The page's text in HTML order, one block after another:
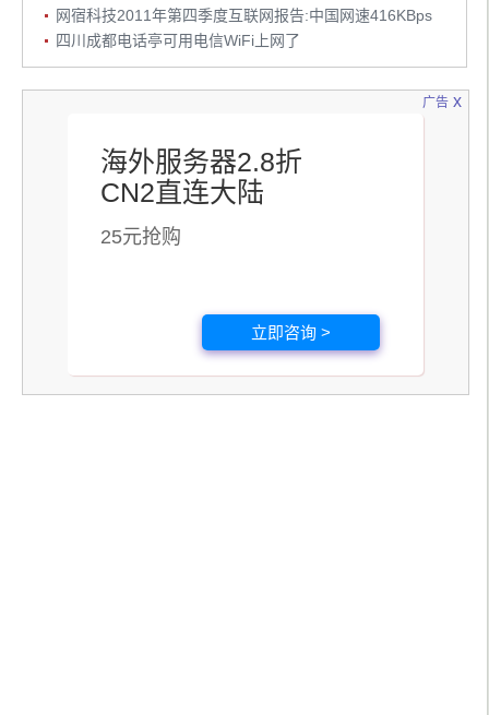
网宿科技2011年第四季度互联网报告:中国网速416KBps
四川成都电话亭可用电信WiFi上网了
广告
海外服务器2.8折
CN2直连大陆
25元抢购
立即咨询 >
x